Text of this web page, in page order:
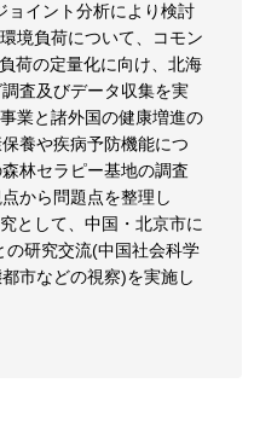
ョイント分析により検討
境負荷について、コモン
荷の定量化に向け、北海
査及びデータ収集を実
業と諸外国の健康増進の
養や疾病予防機能につ
林セラピー基地の調査
から問題点を整理し
として、中国・北京市に
の研究交流(中国社会科学
市などの視察)を実施し